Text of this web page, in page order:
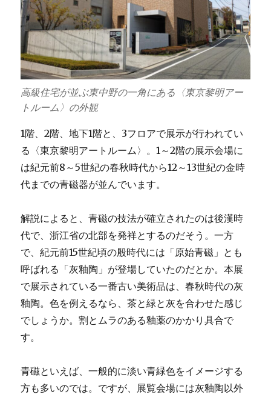
高級住宅が並ぶ東中野の一角にある〈東京黎明アー
トルーム〉の外観
1階、2階、地下1階と、3フロアで展示が行われてい
る〈東京黎明アートルーム〉。1～2階の展示会場に
は紀元前8～5世紀の春秋時代から12～13世紀の金時
代までの青磁器が並んでいます。
解説によると、青磁の技法が確立されたのは後漢時
代で、浙江省の北部を発祥とするのだそう。一方
で、紀元前15世紀頃の殷時代には「原始青磁」とも
呼ばれる「灰釉陶」が登場していたのだとか。本展
で展示されている一番古い美術品は、春秋時代の灰
釉陶。色を例えるなら、茶と緑と灰を合わせた感じ
でしょうか。割とムラのある釉薬のかかり具合で
す。
青磁といえば、一般的に淡い青緑色をイメージする
方も多いのでは。ですが、展覧会場には灰釉陶以外